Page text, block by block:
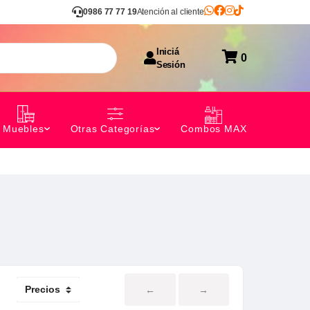
0986 77 77 19Atención al cliente
Iniciá
Sesión
0
Muebles Otras Categorías Combos MAX
← →